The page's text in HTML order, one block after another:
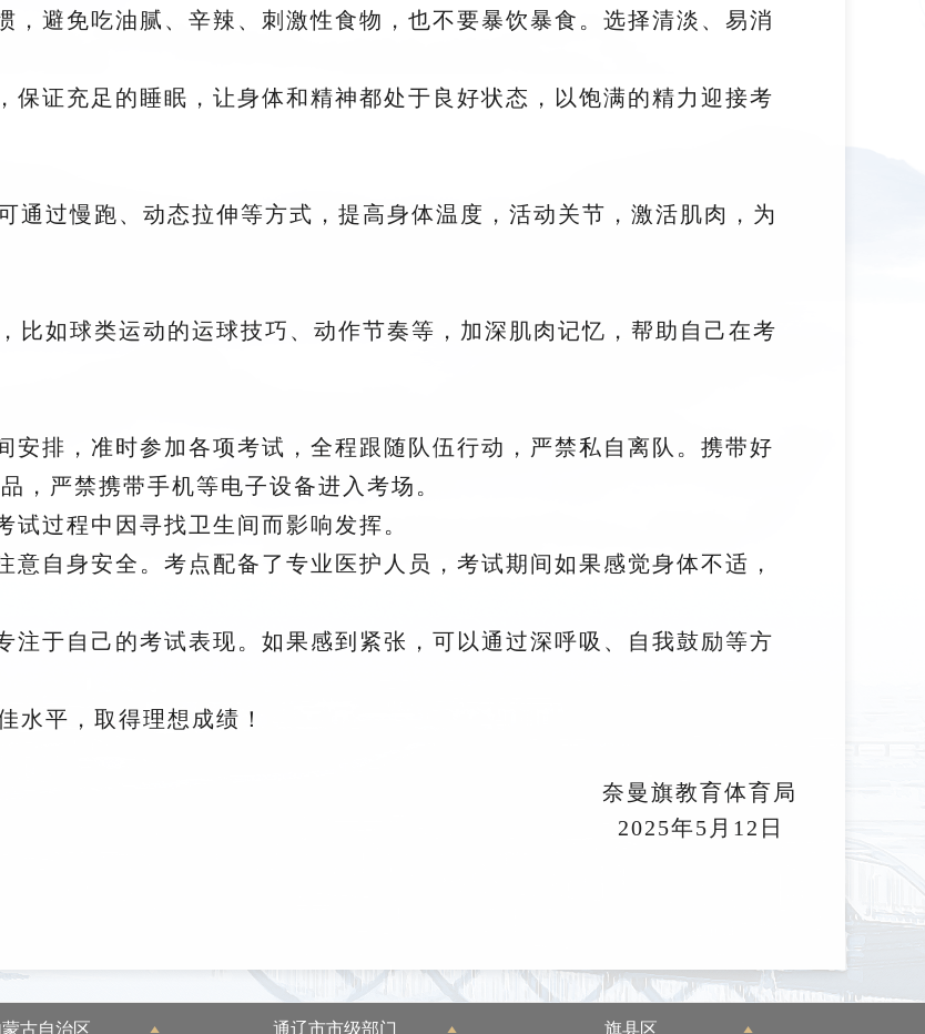
，避免吃油腻、辛辣、刺激性食物，也不要暴饮暴食。选择清淡、易消
保证充足的睡眠，让身体和精神都处于良好状态，以饱满的精力迎接考
通过慢跑、动态拉伸等方式，提高身体温度，活动关节，激活肌肉，为
比如球类运动的运球技巧、动作节奏等，加深肌肉记忆，帮助自己在考
安排，准时参加各项考试，全程跟随队伍行动，严禁私自离队。携带好
，严禁携带手机等电子设备进入考场。
试过程中因寻找卫生间而影响发挥。
意自身安全。考点配备了专业医护人员，考试期间如果感觉身体不适，
注于自己的考试表现。如果感到紧张，可以通过深呼吸、自我鼓励等方
水平，取得理想成绩！
奈曼旗教育体育局
2025年5月12日
古自治区 通辽市市级部门 旗县区